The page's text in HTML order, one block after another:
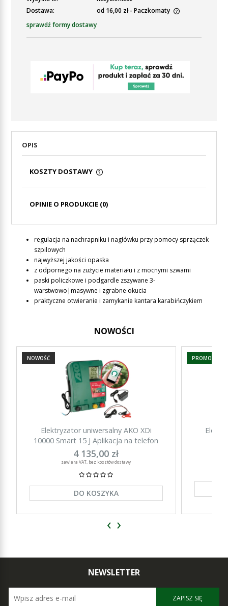
Dostawa:
od 16,00 zł - Paczkomaty
Cena nie zawiera ewentualnych kosztów płatności
sprawdź formy dostawy
OPIS
KOSZTY DOSTAWY
PŁATNOŚCI
OPINIE O PRODUKCIE (0)
regulacja na nachrapniku i nagłówku przy pomocy sprzączek
szpilowych
najwyższej jakości opaska
z odpornego na zużycie materiału i z mocnymi szwami
paski policzkowe i podgardle zszywane 3-
warstwowo|masywne i zgrabne okucia
praktyczne otwieranie i zamykanie kantara karabińczykiem
NOWOŚCI
Elektryzator uniwersalny AKO XDi
10000 Smart 15 J Aplikacja na telefon
4 135,00 zł
zawiera VAT, bez kosztów dostawy
DO KOSZYKA
NOWOŚĆ PROMOCJA
‹ ›
NEWSLETTER
ZAPISZ SIĘ